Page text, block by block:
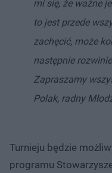
mi się, że ważne
to jest przede
zachęcić, może
następnie
Zapraszamy
Polak, radny
Turnieju będzie
programu